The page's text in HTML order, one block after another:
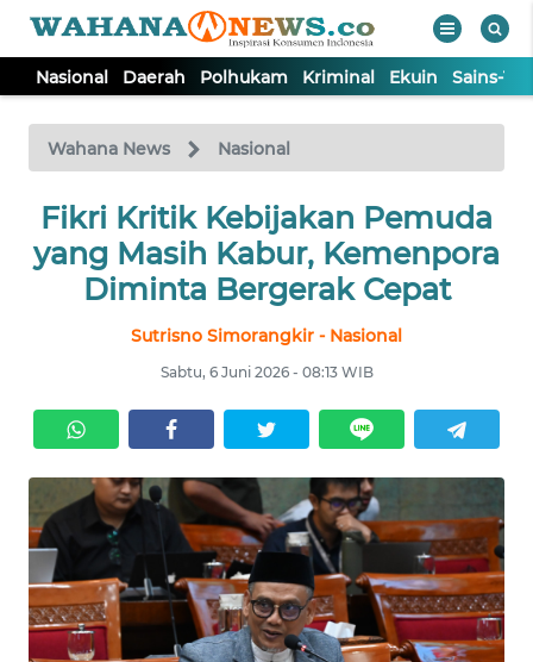
Nasional Daerah Polhukam Kriminal Ekuin Sains-
Wahana News Nasional
Fikri Kritik Kebijakan Pemuda
yang Masih Kabur, Kemenpora
Diminta Bergerak Cepat
Sutrisno Simorangkir - Nasional
Sabtu, 6 Juni 2026 - 08:13 WIB
TV
Tutup
NASIONAL
DAERAH
KRIMINAL
EKUIN
SAINS-TEKNO
KESEHATAN